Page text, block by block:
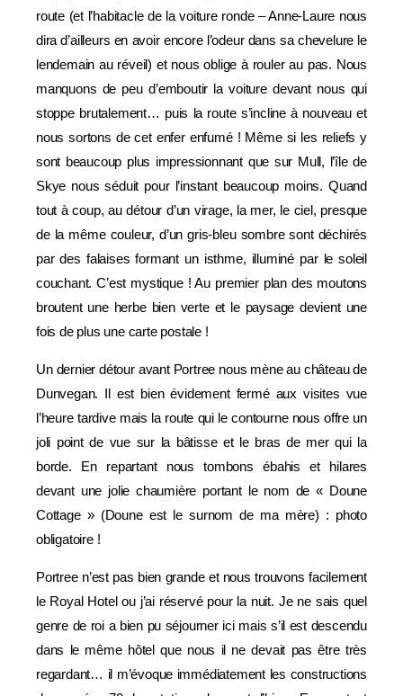
route (et l’habitacle de la voiture ronde – Anne-Laure nous
dira d’ailleurs en avoir encore l’odeur dans sa chevelure le
lendemain au réveil) et nous oblige à rouler au pas. Nous
manquons de peu d’emboutir la voiture devant nous qui
stoppe brutalement… puis la route s’incline à nouveau et
nous sortons de cet enfer enfumé ! Même si les reliefs y
sont beaucoup plus impressionnant que sur Mull, l’île de
Skye nous séduit pour l’instant beaucoup moins. Quand
tout à coup, au détour d’un virage, la mer, le ciel, presque
de la même couleur, d’un gris-bleu sombre sont déchirés
par des falaises formant un isthme, illuminé par le soleil
couchant. C’est mystique ! Au premier plan des moutons
broutent une herbe bien verte et le paysage devient une
fois de plus une carte postale !
Un dernier détour avant Portree nous mène au château de
Dunvegan. Il est bien évidement fermé aux visites vue
l’heure tardive mais la route qui le contourne nous offre un
joli point de vue sur la bâtisse et le bras de mer qui la
borde. En repartant nous tombons ébahis et hilares
devant une jolie chaumière portant le nom de « Doune
Cottage » (Doune est le surnom de ma mère) : photo
obligatoire !
Portree n’est pas bien grande et nous trouvons facilement
le Royal Hotel ou j’ai réservé pour la nuit. Je ne sais quel
genre de roi a bien pu séjourner ici mais s’il est descendu
dans le même hôtel que nous il ne devait pas être très
regardant… il m’évoque immédiatement les constructions